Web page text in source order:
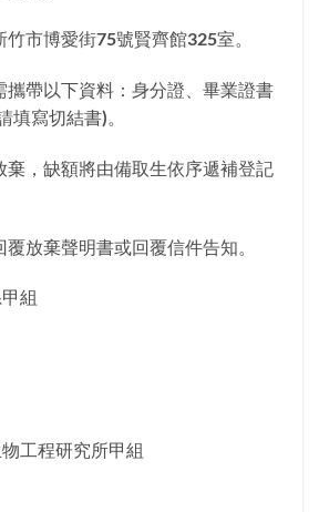
市博愛街75號賢齊館325室。
攜帶以下資料：身分證、畢業證書
填寫切結書)。
，缺額將由備取生依序遞補登記
放棄聲明書或回覆信件告知。
組
工程研究所甲組